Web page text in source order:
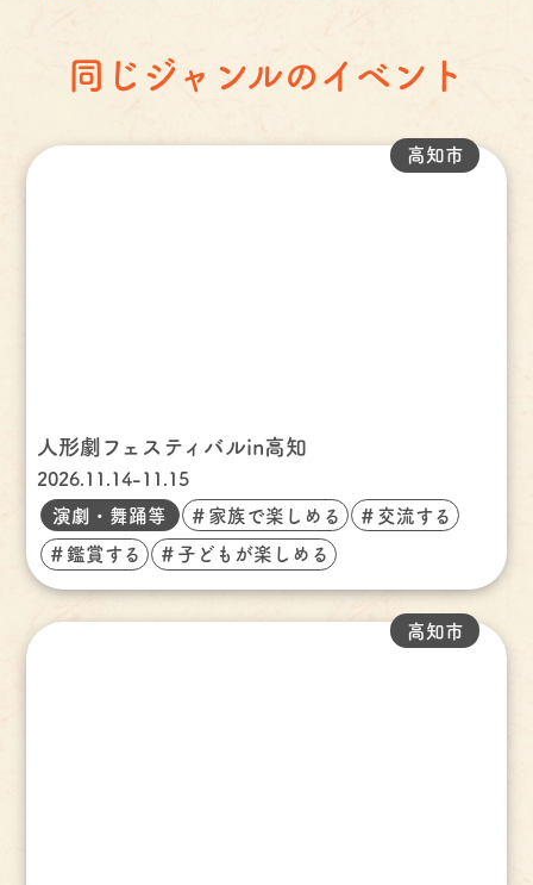
同じジャンルのイベント
人形劇フェスティバルin高知
2026.11.14-11.15
高知市
演劇・舞踊等 ＃家族で楽しめる ＃交流する
＃鑑賞する ＃子どもが楽しめる
高知市